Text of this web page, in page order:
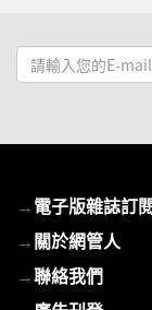
請
輸
mail
→電子版雜誌訂
→關於網管人
→聯絡我們